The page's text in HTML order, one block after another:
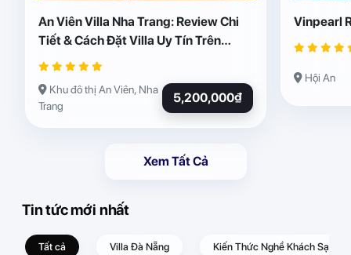
An Viên Villa Nha Trang: Review Chi
Tiết & Cách Đặt Villa Uy Tín Trên
Abogo
Khu đô thị An Viên, Nha
Trang
5,200,000₫
Vinpearl
Hội An
Xem Tất Cả
Tin tức mới nhất
Tất cả Villa Đà Nẵng Kiến Thức Nghề Khách Sạn –